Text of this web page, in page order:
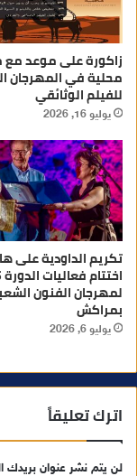
زاكورة على موعد
للفيلم الوثائقي
يوليو 16, 2026
تكريم الداودية على
لمهرجان الفنون
بمراكش
يوليو 6, 2026
اترك تعليقاً
لن يتم نشر عنوان بريدك